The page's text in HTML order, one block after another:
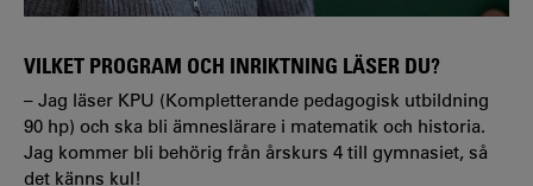
VILKET PROGRAM OCH INRIKTNING LÄSER DU?
– Jag läser KPU (Kompletterande pedagogisk utbildning
90 hp) och ska bli ämneslärare i matematik och historia.
Jag kommer bli behörig från årskurs 4 till gymnasiet, så
det känns kul!